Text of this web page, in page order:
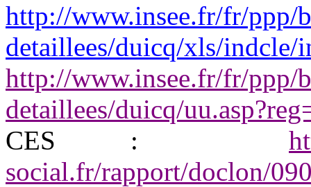
http://www.insee.fr/fr/ppp/
detaillees/duicq/xls/indcle/
http://www.insee.fr/fr/ppp/
detaillees/duicq/
CES :
social.fr/rapport/doclon/